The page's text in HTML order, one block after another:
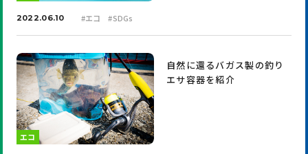
2022.06.10 #エコ #SDGs
エコ
自然に還るバガス製の釣り
エサ容器を紹介